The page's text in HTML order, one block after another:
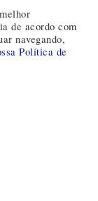
de acordo com
navegando,
Política de